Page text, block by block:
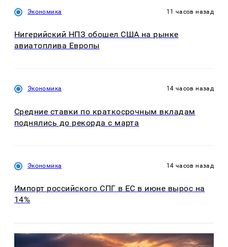
Экономика 11 часов назад
Нигерийский НПЗ обошел США на рынке
авиатоплива Европы
Экономика 14 часов назад
Средние ставки по краткосрочным вкладам
поднялись до рекорда с марта
Экономика 14 часов назад
Импорт российского СПГ в ЕС в июне вырос на
14%